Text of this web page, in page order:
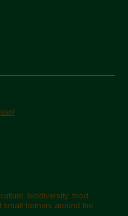
biodiversity, food
small farmers around the